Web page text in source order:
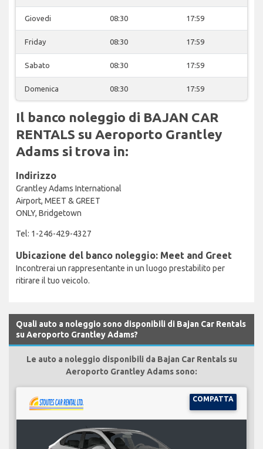
Giovedi 08:30 17:59
Friday 08:30 17:59
Sabato 08:30 17:59
Domenica 08:30 17:59
Il banco noleggio di BAJAN CAR
RENTALS su Aeroporto Grantley
Adams si trova in:
Indirizzo
Grantley Adams International
Airport, MEET & GREET
ONLY, Bridgetown
Tel: 1-246-429-4327
Ubicazione del banco noleggio: Meet and Greet
Incontrerai un rappresentante in un luogo prestabilito per
ritirare il tuo veicolo.
Quali auto a noleggio sono disponibili di Bajan Car Rentals
su Aeroporto Grantley Adams?
Le auto a noleggio disponibili da Bajan Car Rentals su
Aeroporto Grantley Adams sono:
COMPATTA